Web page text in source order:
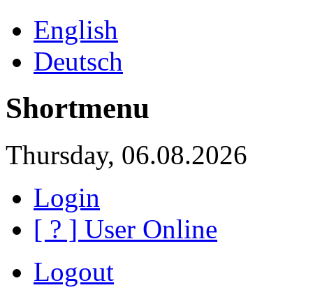
English
Deutsch
Shortmenu
Thursday, 06.08.2026
Login
[ ? ] User Online
Logout